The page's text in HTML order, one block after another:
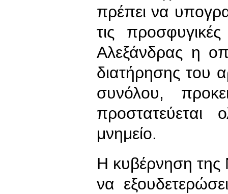
πρέπει να
τις
Αλεξάνδρας η
διατήρησης του
συνόλου,
μνημείο.
Η κυβέρνηση
να